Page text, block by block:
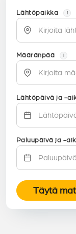
Lähtöpaikka i
Määränpää i
Lähtöpäivä ja -
Paluupäivä ja -
Täytä